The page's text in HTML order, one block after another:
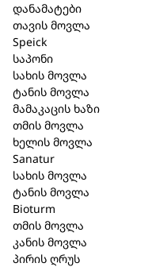
დანამატები
თავის მოვლა
Speick
საპონი
სახის მოვლა
ტანის მოვლა
მამაკაცის ხაზი
თმის მოვლა
ხელის მოვლა
Sanatur
სახის მოვლა
ტანის მოვლა
Bioturm
თმის მოვლა
კანის მოვლა
პირის ღრუს
სისუფთავის
ბუნებრივი,
სალბის
მცენარის
ბიოლოგიურად
მოსავლისგან (kbW).
შემადგენლობაში
უზრუნველყოფს
თვისაბა, ლავანდის
ეფექტი, ხნის კანის
პრობლემას,
წარმოქმნას და
რეგენერაციას.